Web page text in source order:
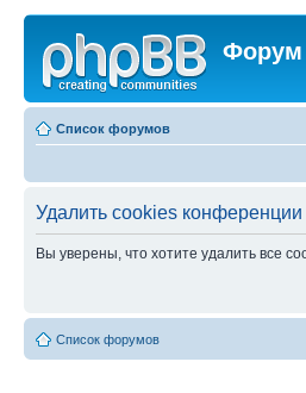
Форум
Список форумов
Удалить cookies конференции
Вы уверены, что хотите удалить все
Список форумов